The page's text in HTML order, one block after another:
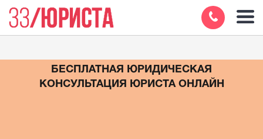
БЕСПЛАТНАЯ ЮРИДИЧЕСКАЯ
КОНСУЛЬТАЦИЯ ЮРИСТА ОНЛАЙН